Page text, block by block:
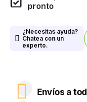
pronto
¿Necesitas ayuda?
Chatea con un
experto.
Envíos a